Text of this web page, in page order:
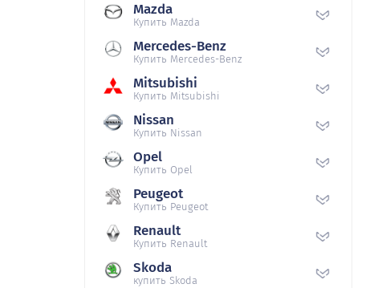
Mazda
Купить Mazda
Mercedes-Benz
Купить Mercedes-Benz
Mitsubishi
Купить Mitsubishi
Nissan
Купить Nissan
Opel
Купить Opel
Peugeot
Купить Peugeot
Renault
Купить Renault
Skoda
купить Skoda